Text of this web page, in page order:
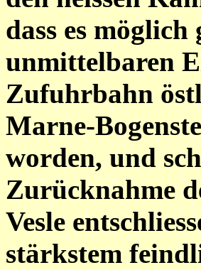
dass es möglich
unmittelbaren
Zufuhrbahn
Marne-
worden, und
Zurücknahme
Vesle
stärkstem